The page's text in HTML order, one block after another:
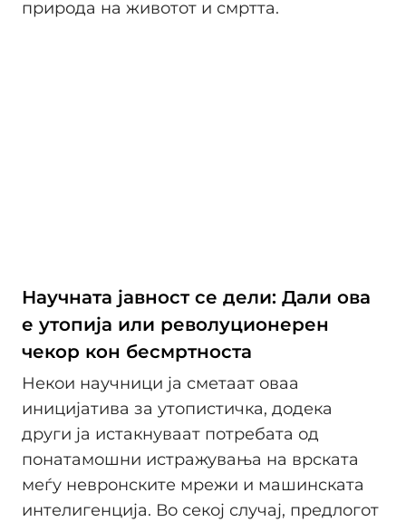
природа на животот и смртта.
Научната јавност се дели: Дали ова
е утопија или револуционерен
чекор кон бесмртноста
Некои научници ја сметаат оваа
иницијатива за утопистичка, додека
други ја истакнуваат потребата од
понатамошни истражувања на врската
меѓу невронските мрежи и машинската
интелигенција. Во секој случај, предлогот